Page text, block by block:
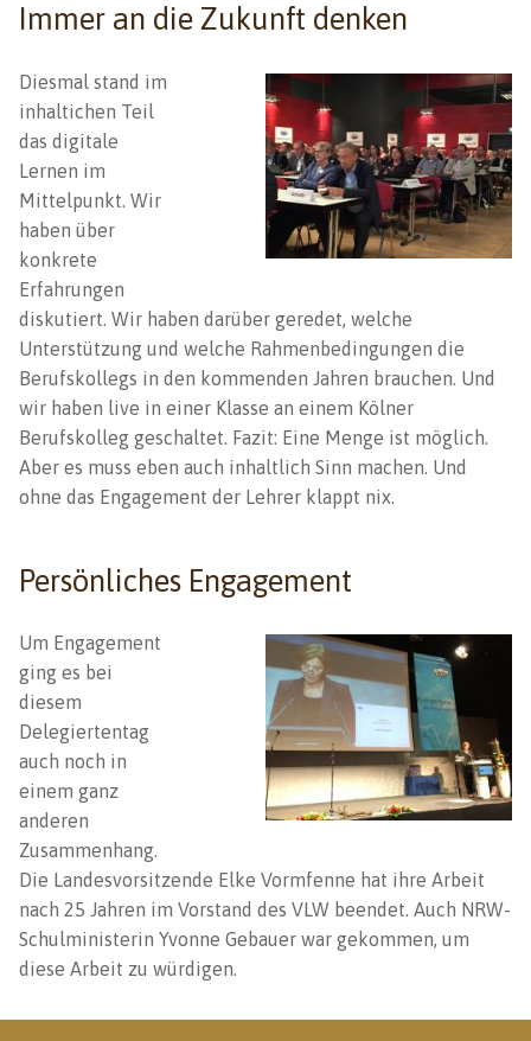
Immer an die Zukunft denken
Diesmal stand im
inhaltichen Teil
das digitale
Lernen im
Mittelpunkt. Wir
haben über
konkrete
Erfahrungen
diskutiert. Wir haben darüber geredet, welche
Unterstützung und welche Rahmenbedingungen die
Berufskollegs in den kommenden Jahren brauchen. Und
wir haben live in einer Klasse an einem Kölner
Berufskolleg geschaltet. Fazit: Eine Menge ist möglich.
Aber es muss eben auch inhaltlich Sinn machen. Und
ohne das Engagement der Lehrer klappt nix.
Persönliches Engagement
Um Engagement
ging es bei
diesem
Delegiertentag
auch noch in
einem ganz
anderen
Zusammenhang.
Die Landesvorsitzende Elke Vormfenne hat ihre Arbeit
nach 25 Jahren im Vorstand des VLW beendet. Auch NRW-
Schulministerin Yvonne Gebauer war gekommen, um
diese Arbeit zu würdigen.